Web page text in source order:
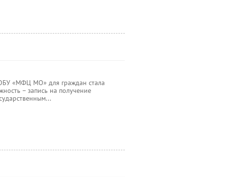
«МФЦ МО» для граждан стала
– запись на получение